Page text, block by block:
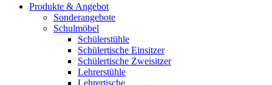
Produkte & Angebot
Sonderangebote
Schulmöbel
Schülerstühle
Schülertische Einsitzer
Schülertische Zweisitzer
Lehrerstühle
Lehrertische